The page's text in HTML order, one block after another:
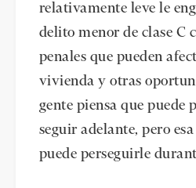
relativamente leve le
delito menor de clase C
penales que pueden
vivienda y otras
gente piensa que puede
seguir adelante, pero
puede perseguirle